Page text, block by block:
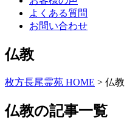
よくある質問
お問い合わせ
仏教
枚方長尾霊苑 HOME > 仏教
仏教の記事一覧